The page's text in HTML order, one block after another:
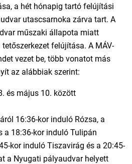
a hét hónapig tartó felújítási
utascsarnoka zárva tart. A
műszaki állapota miatt
felújítása. A MÁV-
vezet be, több vonatot más
az alábbiak szerint:
és május 10. között
16:36-kor induló Rózsa, a
a 18:36-kor induló Tulipán
kor induló Tiszavirág és a 20:45-
a Nyugati pályaudvar helyett